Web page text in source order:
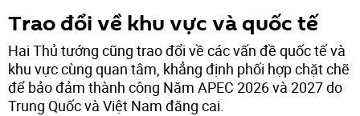
Trao đổi về khu vực và quốc tế
Hai Thủ tướng cũng trao đổi về các vấn đề quốc tế và
khu vực cùng quan tâm, khẳng định phối hợp chặt chẽ
để bảo đảm thành công Năm APEC 2026 và 2027 do
Trung Quốc và Việt Nam đăng cai.